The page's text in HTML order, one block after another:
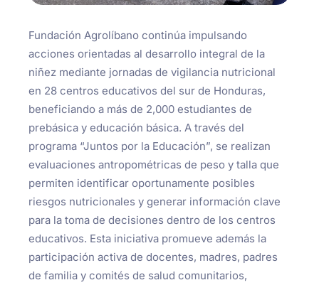
Fundación Agrolíbano continúa impulsando
acciones orientadas al desarrollo integral de la
niñez mediante jornadas de vigilancia nutricional
en 28 centros educativos del sur de Honduras,
beneficiando a más de 2,000 estudiantes de
prebásica y educación básica. A través del
programa “Juntos por la Educación”, se realizan
evaluaciones antropométricas de peso y talla que
permiten identificar oportunamente posibles
riesgos nutricionales y generar información clave
para la toma de decisiones dentro de los centros
educativos. Esta iniciativa promueve además la
participación activa de docentes, madres, padres
de familia y comités de salud comunitarios,